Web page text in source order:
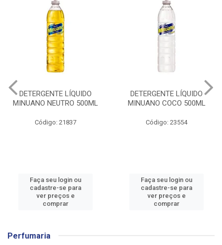
DETERGENTE LÍQUIDO
MINUANO NEUTRO 500ML
Código: 21837
Faça seu login ou
cadastre-se para
ver preços e
comprar
DETERGENTE LÍQUIDO
MINUANO COCO 500ML
Código: 23554
Faça seu login ou
cadastre-se para
ver preços e
comprar
Perfumaria